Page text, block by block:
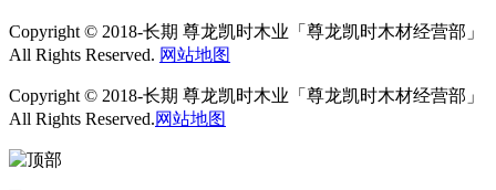
Copyright © 2018-长期 尊龙凯时木业「尊龙凯时木材经营部」
All Rights Reserved. 网站地图
Copyright © 2018-长期 尊龙凯时木业「尊龙凯时木材经营部」
All Rights Reserved.网站地图